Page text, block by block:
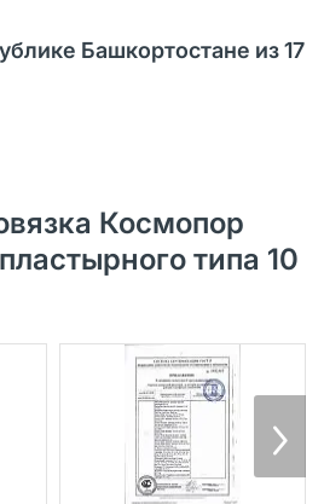
Башкортостане из 17
Космопор
типа 10